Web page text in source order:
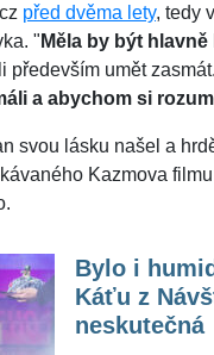
před dvěma lety, tedy
" Měla by být
především umět
a abychom si
svou lásku našel a
Kazmova
Bylo i
Káťu z
neskutečná